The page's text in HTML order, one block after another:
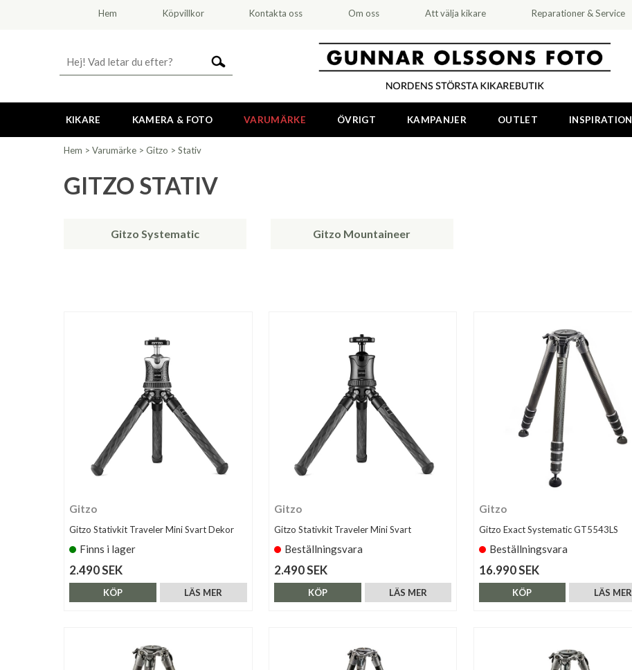
Hem Köpvillkor Kontakta oss Om oss Att välja kikare Reparationer & Service
KIKARE KAMERA & FOTO VARUMÄRKE ÖVRIGT KAMPANJER OUTLET INSPIRATION
Hem > Varumärke > Gitzo > Stativ
GITZO STATIV
Gitzo Systematic Gitzo Mountaineer
Gitzo
Gitzo Stativkit Traveler Mini Svart Dekor
Finns i lager
2.490 SEK
LÄS MER
KÖP
Gitzo
Gitzo Stativkit Traveler Mini Svart
Beställningsvara
2.490 SEK
LÄS MER
KÖP
Gitzo
Gitzo Exact Systematic GT5543LS
Beställningsvara
16.990 SEK
LÄS MER
KÖP